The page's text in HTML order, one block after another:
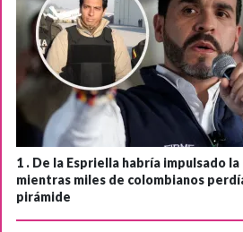
1 . De la Espriella habría impulsado la
mientras miles de colombianos
pirámide